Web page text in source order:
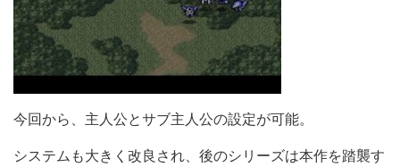
今回から、主人公とサブ主人公の設定が可能。
システムも大きく改良され、後のシリーズは本作を踏襲す